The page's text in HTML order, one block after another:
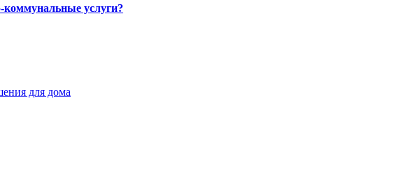
услуги?
для дома